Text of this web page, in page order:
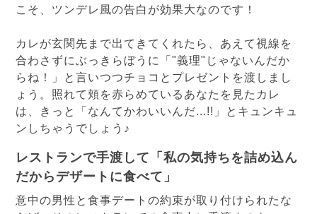
こそ、ツンデレ風の告白が効果大なのです！
カレが玄関先まで出てきてくれたら、あえて視線を
合わさずにぶっきらぼうに「"義理"じゃないんだか
らね！」と言いつつチョコとプレゼントを渡しまし
ょう。照れて頬を赤らめているあなたを見たカレ
は、きっと「なんてかわいいんだ...!!」とキュンキュ
ンしちゃうでしょう♪
レストランで手渡して「私の気持ちを詰め込ん
だからデザートに食べて」
意中の男性と食事デートの約束が取り付けられたな